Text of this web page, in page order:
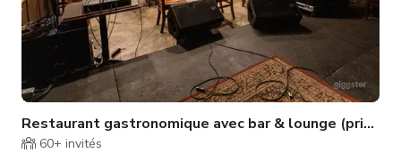
Restaurant gastronomique avec bar & lounge
60+ invités